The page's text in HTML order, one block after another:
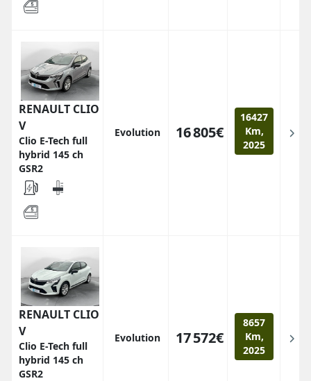
RENAULT CLIO
V
Clio E-Tech full
hybrid 145 ch
GSR2
Evolution 16 805€
16427
Km,
2025
RENAULT CLIO
V
Clio E-Tech full
hybrid 145 ch
GSR2
Evolution 17 572€
8657
Km,
2025